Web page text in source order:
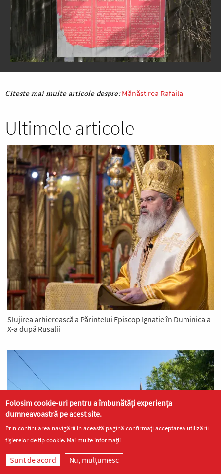
Mănăstirea Rafaila
Ultimele articole
Slujirea arhierească a Părintelui Episcop Ignatie în Duminica a
X-a după Rusalii
Folosim cookie-uri pentru a îmbunătăți experiența
dumneavoastră pe acest site.
Prin continuarea navigării în această pagină confirmați acceptarea utilizării
fișierelor de tip cookie. Mai multe informații
Sunt de acord Nu, mulțumesc